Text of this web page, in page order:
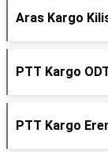
Aras Kargo
PTT Kargo
PTT Kargo